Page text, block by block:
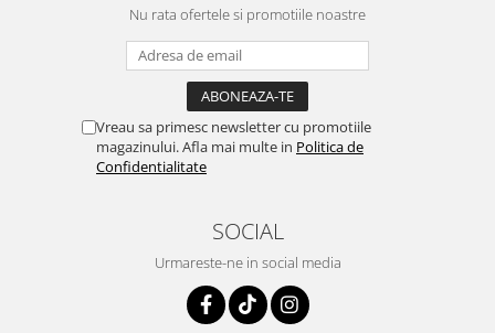
Antidaunatori si insecticide
Camping, Gradina & Zone de
Accesorii pentru telefoane
Articole HoReCa
Solutii profesionale pentru
Solutii si detergenti industriali
Concentralia Profesional
Dispensere prosoape pliate de
Nu rata ofertele si promotiile noastre
Vreau sa primesc newsletter cu promotiile
magazinului. Afla mai multe in Politica de
Confidentialitate
SOCIAL
Urmareste-ne in social media